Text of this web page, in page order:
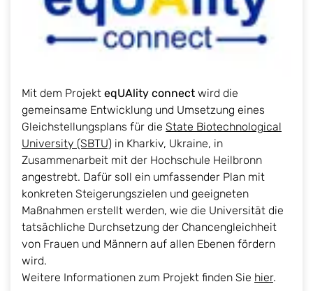
Mit dem Projekt eqUAlity connect wird die
gemeinsame Entwicklung und Umsetzung eines
Gleichstellungsplans für die State Biotechnological
University (SBTU) in Kharkiv, Ukraine, in
Zusammenarbeit mit der Hochschule Heilbronn
angestrebt. Dafür soll ein umfassender Plan mit
konkreten Steigerungszielen und geeigneten
Maßnahmen erstellt werden, wie die Universität die
tatsächliche Durchsetzung der Chancengleichheit
von Frauen und Männern auf allen Ebenen fördern
wird.
Weitere Informationen zum Projekt finden Sie hier.